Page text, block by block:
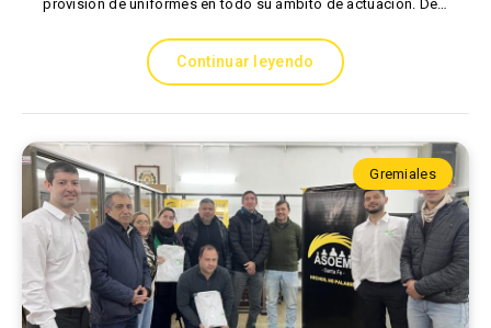
provisión de uniformes en todo su ámbito de actuación. De…
Continuar leyendo
Gremiales